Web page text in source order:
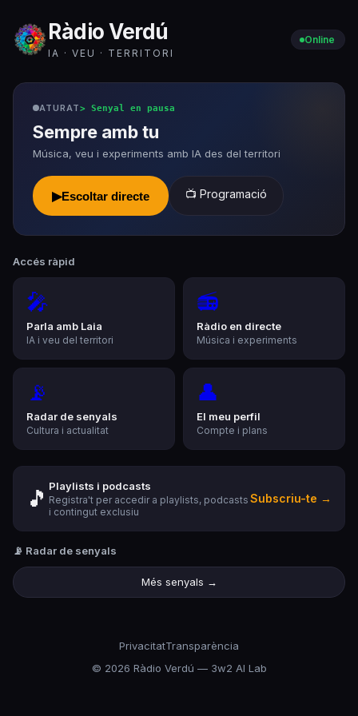
Ràdio Verdú
IA · VEU · TERRITORI
Online
ATURAT> Senyal en pausa
Sempre amb tu
Música, veu i experiments amb IA des del territori
▶Escoltar directe 📺 Programació
Accés ràpid
🎤
Parla amb Laia
IA i veu del territori
📻
Ràdio en directe
Música i experiments
📡
Radar de senyals
Cultura i actualitat
👤
El meu perfil
Compte i plans
🎵 Playlists i podcasts
Registra't per accedir a playlists, podcasts
i contingut exclusiu
Subscriu-te →
📡 Radar de senyals
Més senyals →
PrivacitatTransparència
© 2026 Ràdio Verdú — 3w2 AI Lab